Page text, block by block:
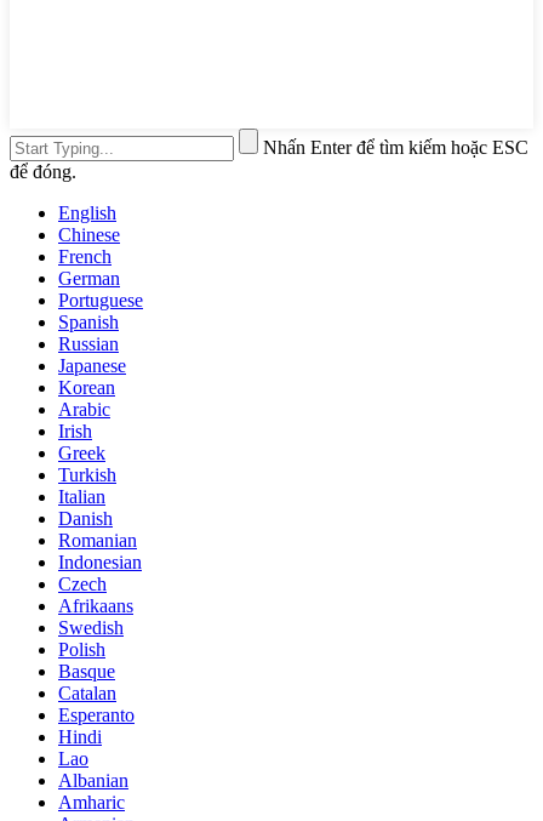
Nhấn Enter để tìm kiếm hoặc ESC
để đóng.
English
Chinese
French
German
Portuguese
Spanish
Russian
Japanese
Korean
Arabic
Irish
Greek
Turkish
Italian
Danish
Romanian
Indonesian
Czech
Afrikaans
Swedish
Polish
Basque
Catalan
Esperanto
Hindi
Lao
Albanian
Amharic